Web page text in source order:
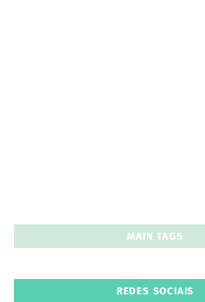
MAIN TAGS
REDES SOCIAIS